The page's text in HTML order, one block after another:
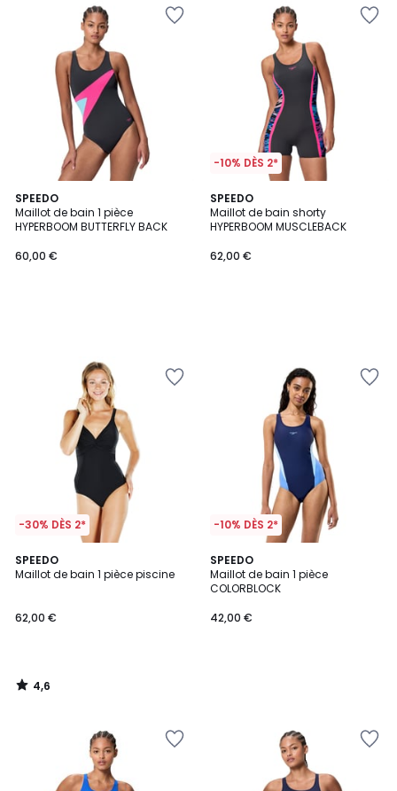
SPEEDO
Maillot de bain 1 pièce
HYPERBOOM BUTTERFLY BACK
60,00 €
-10% DÈS 2*
SPEEDO
Maillot de bain shorty
HYPERBOOM MUSCLEBACK
62,00 €
-30% DÈS 2*
SPEEDO
Maillot de bain 1 pièce piscine
62,00 €
4,6
/ 5
4,6
/
-10% DÈS 2*
SPEEDO
Maillot de bain 1 pièce
COLORBLOCK
42,00 €